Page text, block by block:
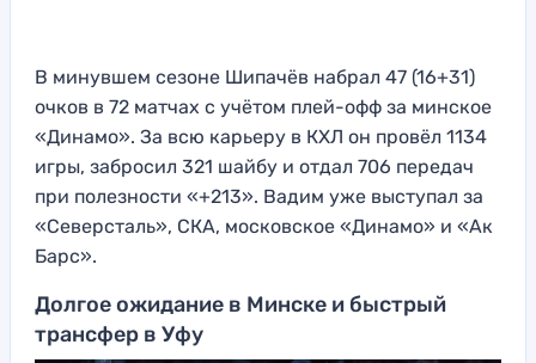
В минувшем сезоне Шипачёв набрал 47 (16+31)
очков в 72 матчах с учётом плей-офф за минское
«Динамо». За всю карьеру в КХЛ он провёл 1134
игры, забросил 321 шайбу и отдал 706 передач
при полезности «+213». Вадим уже выступал за
«Северсталь», СКА, московское «Динамо» и «Ак
Барс».
Долгое ожидание в Минске и быстрый
трансфер в Уфу